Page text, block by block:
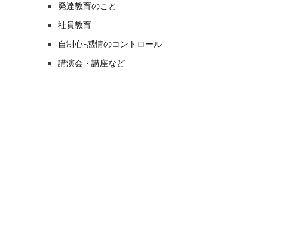
発達教育のこと
社員教育
自制心-感情のコントロール
講演会・講座など